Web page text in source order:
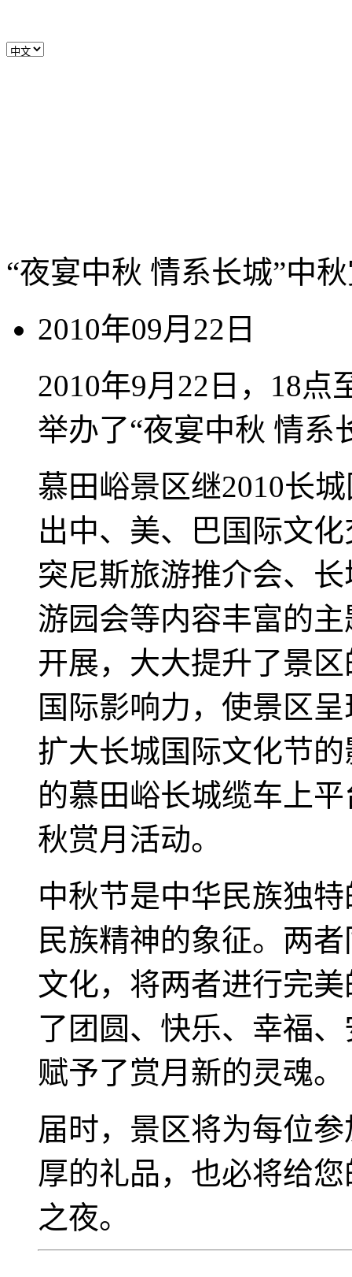
“夜宴中秋 情系长城”中
2010年09月22日
2010年9月22日，18
举办了“夜宴中秋 情系
慕田峪景区继2010长
出中、美、巴国际文
突尼斯旅游推介会、
游园会等内容丰富的
开展，大大提升了景
国际影响力，使景区
扩大长城国际文化节
的慕田峪长城缆车上
秋赏月活动。
中秋节是中华民族独
民族精神的象征。两
文化，将两者进行完
了团圆、快乐、幸福
赋予了赏月新的灵魂。
届时，景区将为每位
厚的礼品，也必将给
之夜。